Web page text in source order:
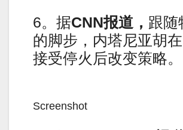
6。据CNN报道， 跟随
的脚步，内塔尼亚胡
接受停火后改变策略。
Screenshot